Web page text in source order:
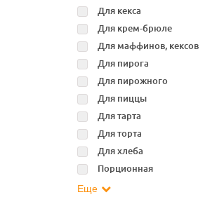
Для кекса
Для крем-брюле
Для маффинов, кексов
Для пирога
Для пирожного
Для пиццы
Для тарта
Для торта
Для хлеба
Порционная
Еще